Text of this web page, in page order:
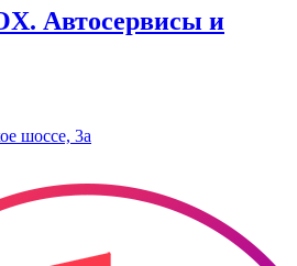
Автосервисы и
шоссе, 3а